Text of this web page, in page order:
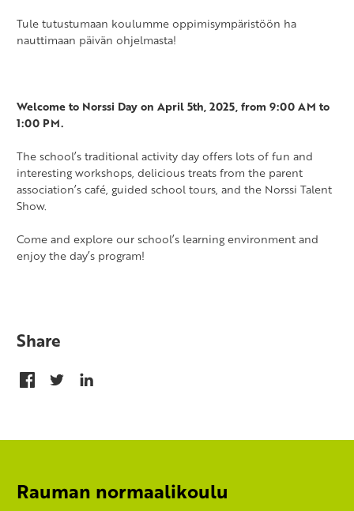
Tule tutustumaan koulumme oppimisympäristöön ha
nauttimaan päivän ohjelmasta!
Welcome to Norssi Day on April 5th, 2025, from 9:00 AM to
1:00 PM.
The school’s traditional activity day offers lots of fun and
interesting workshops, delicious treats from the parent
association’s café, guided school tours, and the Norssi Talent
Show.
Come and explore our school’s learning environment and
enjoy the day’s program!
Share
Rauman normaalikoulu